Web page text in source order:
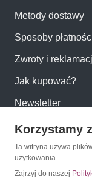
Metody dostawy
Sposoby
Zwroty i
Jak kupować?
Newsletter
Konto
Moje konto
Korzystamy
Ta witryna używa
użytkowania.
Zajrzyj do naszej